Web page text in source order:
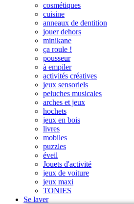
cosmétiques
cuisine
anneaux de dentition
jouer dehors
minikane
ça roule !
pousseur
à empiler
activités créatives
jeux sensoriels
peluches musicales
arches et jeux
hochets
jeux en bois
livres
mobiles
puzzles
éveil
Jouets d'activité
jeux de voiture
jeux maxi
TONIES
Se laver